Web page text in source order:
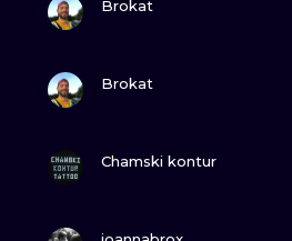
Brokat
Brokat
Chamski kontur